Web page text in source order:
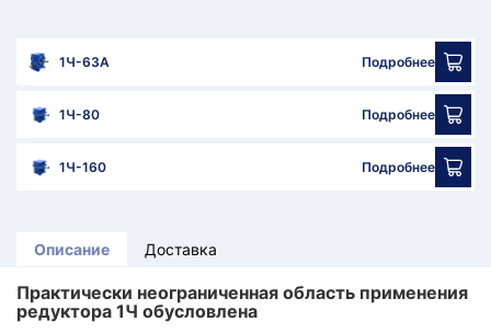
1Ч-63А Подробнее
1Ч-80 Подробнее
1Ч-160 Подробнее
Описание Доставка
Практически неограниченная область применения
редуктора 1Ч обусловлена